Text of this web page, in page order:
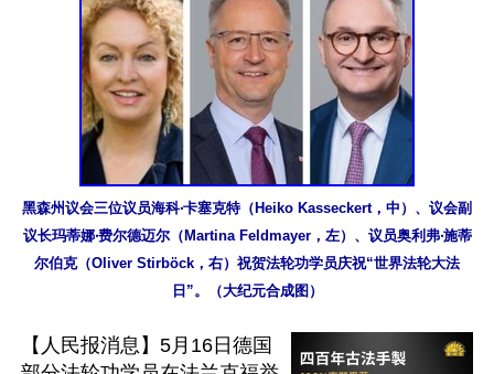
黑森州议会三位议员海科‧卡塞克特（Heiko Kasseckert，中）、议会副
议长玛蒂娜‧费尔德迈尔（Martina Feldmayer，左）、议员奥利弗‧施蒂
尔伯克（Oliver Stirböck，右）祝贺法轮功学员庆祝“世界法轮大法
日”。（大纪元合成图）
【人民报消息】5月16日德国